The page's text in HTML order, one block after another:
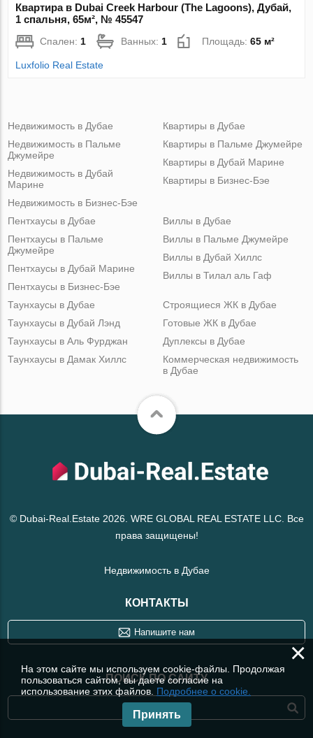
Квартира в Dubai Creek Harbour (The Lagoons), Дубай,
1 спальня, 65м², № 45547
Спален: 1 Ванных: 1 Площадь:65 м²
Luxfolio Real Estate
Недвижимость в Дубае
Недвижимость в Пальме
Джумейре
Недвижимость в Дубай
Марине
Недвижимость в Бизнес-Бэе
Квартиры в Дубае
Квартиры в Пальме Джумейре
Квартиры в Дубай Марине
Квартиры в Бизнес-Бэе
Пентхаусы в Дубае
Пентхаусы в Пальме
Джумейре
Пентхаусы в Дубай Марине
Пентхаусы в Бизнес-Бэе
Виллы в Дубае
Виллы в Пальме Джумейре
Виллы в Дубай Хиллс
Виллы в Тилал аль Гаф
Таунхаусы в Дубае
Таунхаусы в Дубай Лэнд
Таунхаусы в Аль Фурджан
Таунхаусы в Дамак Хиллс
Строящиеся ЖК в Дубае
Готовые ЖК в Дубае
Дуплексы в Дубае
Коммерческая недвижимость
в Дубае
© Dubai-Real.Estate 2026. WRE GLOBAL REAL ESTATE LLC. Все
права защищены!
Недвижимость в Дубае
КОНТАКТЫ
Напишите нам
ПОИСК ПО САЙТУ
×
На этом сайте мы используем cookie-файлы. Продолжая
пользоваться сайтом, вы даете согласие на
использование этих файлов. Подробнее о cookie.
Принять